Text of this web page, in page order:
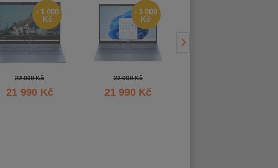
- 1 000
Kč
22 990 Kč
21 990 Kč
- 1 000
Kč
22 990 Kč
21 990 Kč